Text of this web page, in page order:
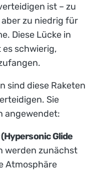
ist – zu
zu niedrig für
Diese Lücke in
schwierig,
sind diese Raketen
Sie
angewendet:
Glide
werden zunächst
Atmosphäre